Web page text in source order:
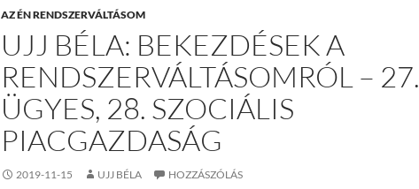
AZ ÉN RENDSZERVÁLTÁSOM
UJJ BÉLA: BEKEZDÉSEK A
RENDSZERVÁLTÁSOMRÓL – 27.
ÜGYES, 28. SZOCIÁLIS
PIACGAZDASÁG
2019-11-15 UJJ BÉLA HOZZÁSZÓLÁS